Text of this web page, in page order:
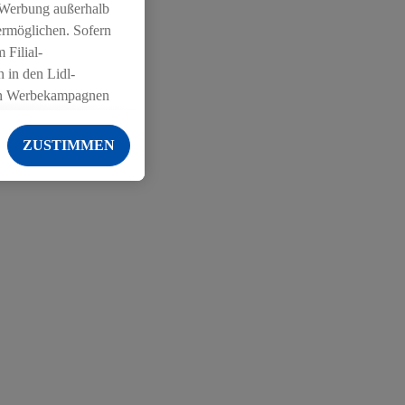
außerhalb
Sofern
Filial-
in den Lidl-
Diensten
der Lidl-Dienste,
Geschlecht -
in Ihr
Adresse von uns
erkennen und
ZUSTIMMEN